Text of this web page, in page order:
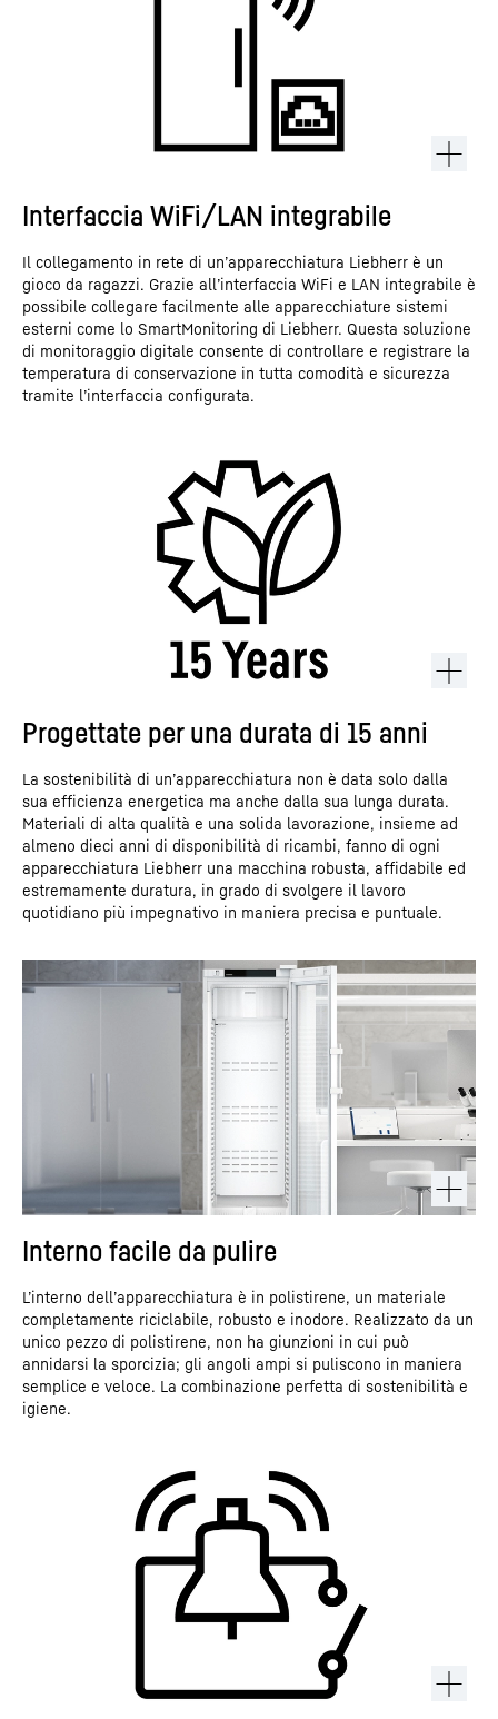
Interfaccia WiFi/LAN integrabile
Il collegamento in rete di un’apparecchiatura Liebherr è un
gioco da ragazzi. Grazie all’interfaccia WiFi e LAN integrabile è
possibile collegare facilmente alle apparecchiature sistemi
esterni come lo SmartMonitoring di Liebherr. Questa soluzione
di monitoraggio digitale consente di controllare e registrare la
temperatura di conservazione in tutta comodità e sicurezza
tramite l’interfaccia configurata.
Progettate per una durata di 15 anni
La sostenibilità di un’apparecchiatura non è data solo dalla
sua efficienza energetica ma anche dalla sua lunga durata.
Materiali di alta qualità e una solida lavorazione, insieme ad
almeno dieci anni di disponibilità di ricambi, fanno di ogni
apparecchiatura Liebherr una macchina robusta, affidabile ed
estremamente duratura, in grado di svolgere il lavoro
quotidiano più impegnativo in maniera precisa e puntuale.
Interno facile da pulire
L’interno dell’apparecchiatura è in polistirene, un materiale
completamente riciclabile, robusto e inodore. Realizzato da un
unico pezzo di polistirene, non ha giunzioni in cui può
annidarsi la sporcizia; gli angoli ampi si puliscono in maniera
semplice e veloce. La combinazione perfetta di sostenibilità e
igiene.